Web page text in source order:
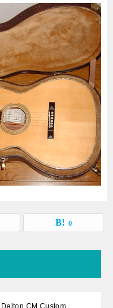
0
CM Custom